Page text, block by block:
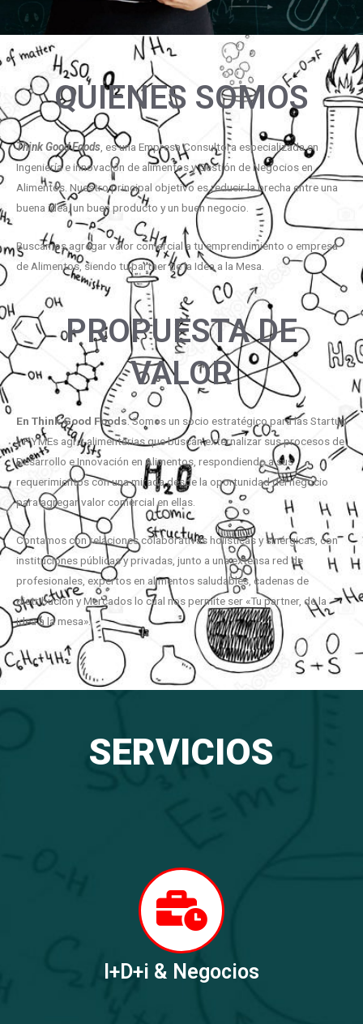
QUIENES SOMOS
Think Good Foods , es una Empresa Consultora especializada en
Ingeniería e innovación de alimentos y Gestión de Negocios en
Alimentos. Nuestro principal objetivo es reducir la brecha entre una
buena idea, un buen producto y un buen negocio.
Buscamos agregar valor comercial a tu emprendimiento o empresa
de Alimentos, siendo tu partner de la Idea a la Mesa.
PROPUESTA DE
VALOR
En ThinkGood Foods. Somos un socio estratégico para las Startup
y PYMEs agro-alimentarias que buscan externalizar sus procesos de
Desarrollo e Innovación en Alimentos, respondiendo a sus
requerimientos con una mirada desde la oportunidad del negocio
para agregar valor comercial en ellas.
Contamos con relaciones colaborativas holísticas y sinérgicas, con
instituciones públicas y privadas, junto a una extensa red de
profesionales, expertos en alimentos saludables, cadenas de
distribución y Mercados lo cual nos permite ser «Tu partner, de la
idea a la mesa».
SERVICIOS
I+D+i & Negocios